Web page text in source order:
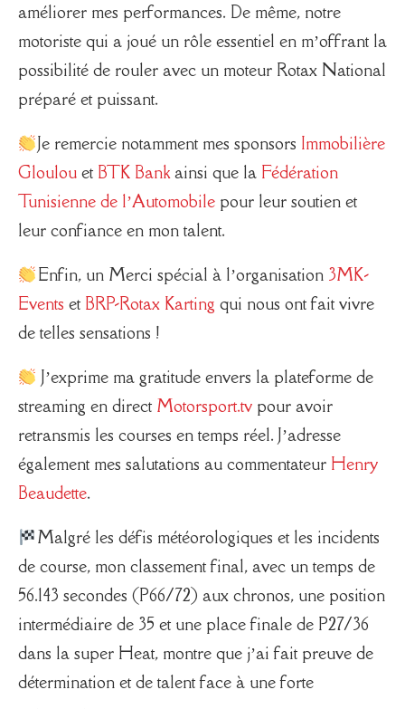
améliorer mes performances. De même, notre
motoriste qui a joué un rôle essentiel en m’offrant la
possibilité de rouler avec un moteur Rotax National
préparé et puissant.
Je remercie notamment mes sponsors Immobilière
Gloulou et BTK Bankainsi que la Fédération
Tunisienne de l’Automobile pour leur soutien et
leur confiance en mon talent.
Enfin, un Merci spécial à l’organisation 3MK-
Events et BRP-Rotax Karting qui nous ont fait vivre
de telles sensations !
J’exprime ma gratitude envers la plateforme de
streaming en direct Motorsport.tv pour avoir
retransmis les courses en temps réel. J’adresse
également mes salutations au commentateur Henry
Beaudette.
Malgré les défis météorologiques et les incidents
de course, mon classement final, avec un temps de
56.143 secondes (P66/72) aux chronos, une position
intermédiaire de 35 et une place finale de P27/36
dans la super Heat, montre que j’ai fait preuve de
détermination et de talent face à une forte